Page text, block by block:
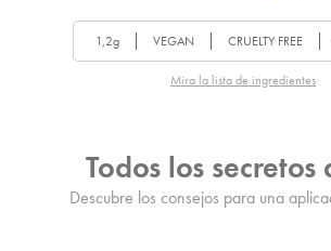
1,2g VEGAN CRUELTY FREE
Mira la lista de ingredientes
Todos los secretos
Descubre los consejos para una